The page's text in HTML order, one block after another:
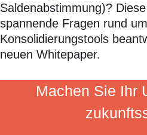
Saldenabstimmung)?
spannende Fragen rund
Konsolidierungstools
neuen Whitepaper.
Machen Sie Ihr